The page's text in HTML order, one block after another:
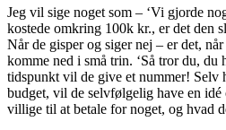
Jeg vil sige noget som – ‘Vi gjorde
kostede omkring 100k kr., er det den
Når de gisper og siger nej – er det,
komme ned i små trin. ‘Så tror du, du
tidspunkt vil de give et nummer! Selv
budget, vil de selvfølgelig have en idé
villige til at betale for noget, og hvad